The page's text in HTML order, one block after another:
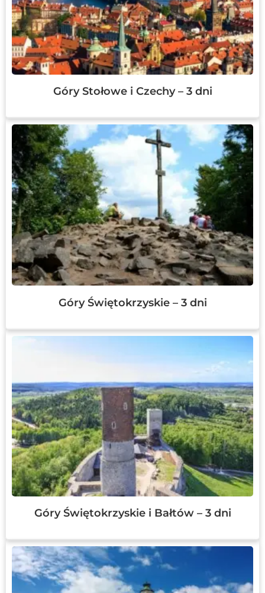
Góry Stołowe i Czechy – 3 dni
Góry Świętokrzyskie – 3 dni
Góry Świętokrzyskie i Bałtów – 3 dni